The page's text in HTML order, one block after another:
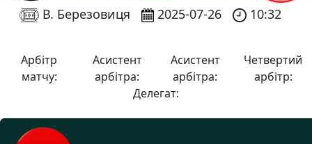
:
В. Березовиця 2025-07-26 10:32
Арбітр
матчу:
Асистент
арбітра:
Асистент
арбітра:
Четвертий
арбітр:
Делегат: